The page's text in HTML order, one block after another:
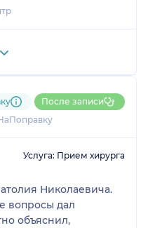
После записи
Услуга: Прием хирурга
Николаевича.
вопросы дал
объяснил,